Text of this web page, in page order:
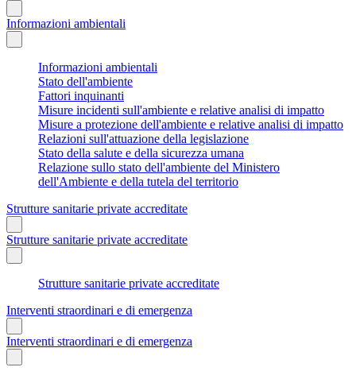
Informazioni ambientali
Informazioni ambientali
Stato dell'ambiente
Fattori inquinanti
Misure incidenti sull'ambiente e relative analisi di impatto
Misure a protezione dell'ambiente e relative analisi di impatto
Relazioni sull'attuazione della legislazione
Stato della salute e della sicurezza umana
Relazione sullo stato dell'ambiente del Ministero
dell'Ambiente e della tutela del territorio
Strutture sanitarie private accreditate
Strutture sanitarie private accreditate
Strutture sanitarie private accreditate
Interventi straordinari e di emergenza
Interventi straordinari e di emergenza